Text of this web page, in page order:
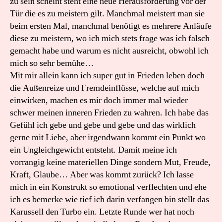
Tür die es zu meistern gilt. Manchmal meistert man sie
beim ersten Mal, manchmal benötigt es mehrere Anläufe
diese zu meistern, wo ich mich stets frage was ich falsch
gemacht habe und warum es nicht ausreicht, obwohl ich
mich so sehr bemühe…
Mit mir allein kann ich super gut in Frieden leben doch
die Außenreize und Fremdeinflüsse, welche auf mich
einwirken, machen es mir doch immer mal wieder
schwer meinen inneren Frieden zu wahren. Ich habe das
Gefühl ich gebe und gebe und gebe und das wirklich
gerne mit Liebe, aber irgendwann kommt ein Punkt wo
ein Ungleichgewicht entsteht. Damit meine ich
vorrangig keine materiellen Dinge sondern Mut, Freude,
Kraft, Glaube… Aber was kommt zurück? Ich lasse
mich in ein Konstrukt so emotional verflechten und ehe
ich es bemerke wie tief ich darin verfangen bin stellt das
Karussell den Turbo ein. Letzte Runde wer hat noch